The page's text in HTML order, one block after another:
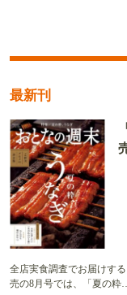
最新刊
全店実食調査でお届けす
売の8月号では、「夏の粋…